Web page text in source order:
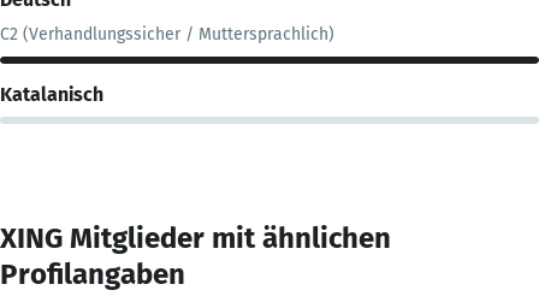
C2 (Verhandlungssicher / Muttersprachlich)
Katalanisch
XING Mitglieder mit ähnlichen
Profilangaben